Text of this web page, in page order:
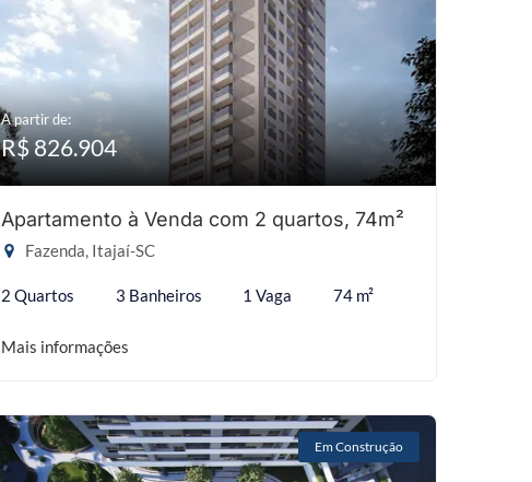
A partir de:
R$ 826.904
Apartamento à Venda com 2 quartos, 74m²
Fazenda, Itajaí-SC
2 Quartos 3 Banheiros 1 Vaga 74 m²
Mais informações
Em Construção